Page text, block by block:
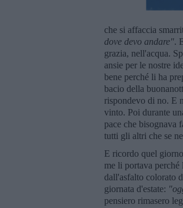
che si affaccia
dove devo andare".
grazia, nell'acqua.
ansie per le nostre
bene perché li ha
bacio della
rispondevo di no. E
vinto. Poi durante
pace che bisognava
tutti gli altri che se
E ricordo quel
me li portava
dall'asfalto colorato
giornata d'estate:
pensiero rimasero